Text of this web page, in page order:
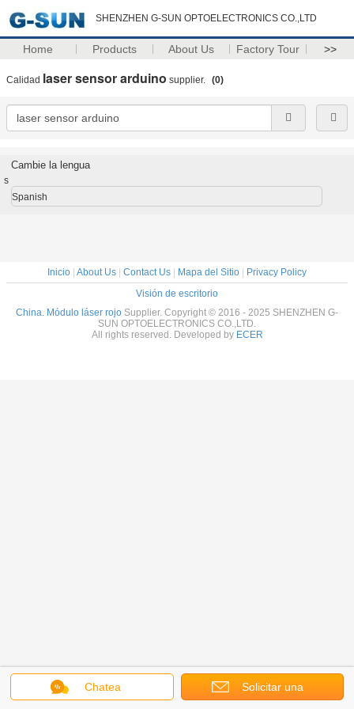
SHENZHEN G-SUN OPTOELECTRONICS CO.,LTD
Home Products About Us Factory Tour >>
Calidad laser sensor arduino supplier. (0)
Chatea Solicitar una
Cambie la lengua
s
Spanish
Inicio About Us Contact Us Mapa del Sitio
Privacy Policy
Visión de escritorio
China. Módulo láser rojo Supplier. Copyright © 2016 - 2025 SHENZHEN G-
SUN OPTOELECTRONICS CO.,LTD.
All rights reserved. Developed by ECER